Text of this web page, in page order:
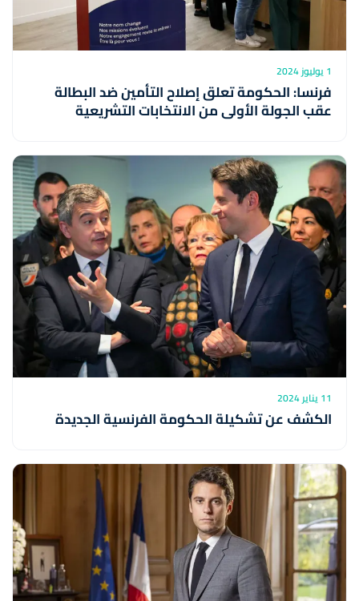
1 يوليوز 2024
فرنسا: الحكومة تعلق إصلاح التأمين ضد البطالة
عقب الجولة الأولى من الانتخابات التشريعية
11 يناير 2024
الكشف عن تشكيلة الحكومة الفرنسية الجديدة